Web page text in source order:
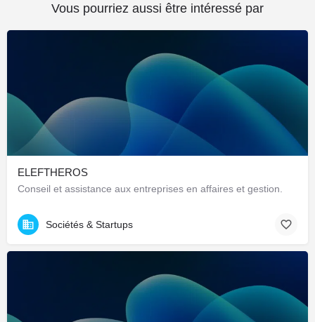
Vous pourriez aussi être intéressé par
ELEFTHEROS
Conseil et assistance aux entreprises en affaires et gestion.
Sociétés & Startups